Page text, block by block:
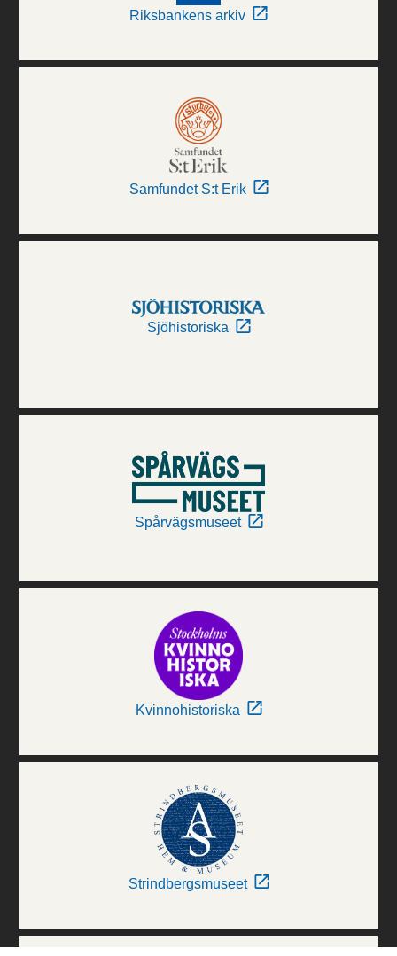
Riksbankens arkiv
Samfundet S:t Erik
Sjöhistoriska
Spårvägsmuseet
Kvinnohistoriska
Strindbergsmuseet